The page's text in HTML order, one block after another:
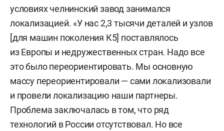
условиях челнинский завод занимался
локализацией. «У нас 2,3 тысячи деталей и узлов
[для машин поколения К5] поставлялось
из Европы и недружественных стран. Надо все
это было переориентировать. Мы основную
массу переориентировали — сами локализовали
и провели локализацию наши партнеры.
Проблема заключалась в том, что ряд
технологий в России отсутствовал. Но все